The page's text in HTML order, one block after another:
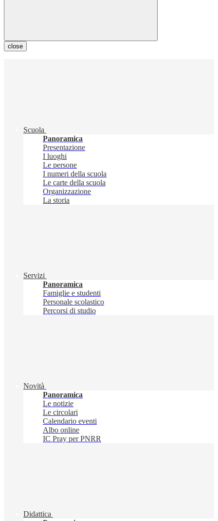
close
Scuola
Panoramica
Presentazione
I luoghi
Le persone
I numeri della scuola
Le carte della scuola
Organizzazione
La storia
Servizi
Panoramica
Famiglie e studenti
Personale scolastico
Percorsi di studio
Novità
Panoramica
Le notizie
Le circolari
Calendario eventi
Albo online
IC Pray per PNRR
Didattica